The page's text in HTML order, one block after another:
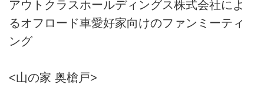
アウトクラスホールディングス株式会社によ
るオフロード車愛好家向けのファンミーティ
ング
<山の家 奥槍戸>